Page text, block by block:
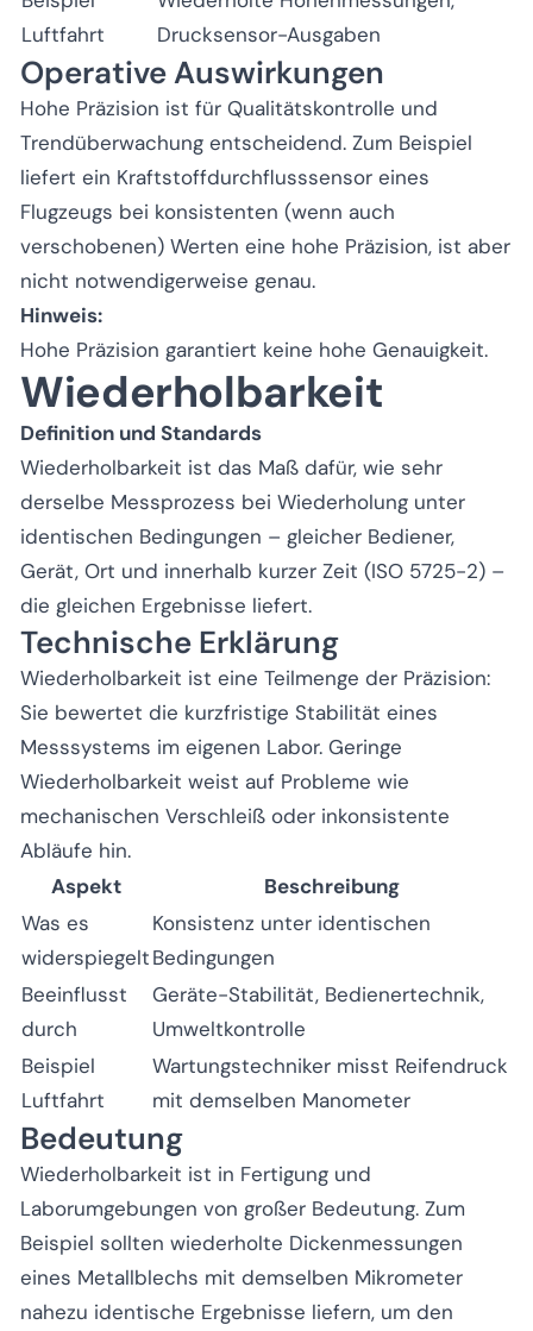
Luftfahrt
Drucksensor-Ausgaben
Operative Auswirkungen
Hohe Präzision ist für Qualitätskontrolle und
Trendüberwachung entscheidend. Zum Beispiel
liefert ein Kraftstoffdurchflusssensor eines
Flugzeugs bei konsistenten (wenn auch
verschobenen) Werten eine hohe Präzision, ist aber
nicht notwendigerweise genau.
Hinweis:
Hohe Präzision garantiert keine hohe Genauigkeit.
Wiederholbarkeit
Definition und Standards
Wiederholbarkeit ist das Maß dafür, wie sehr
derselbe Messprozess bei Wiederholung unter
identischen Bedingungen – gleicher Bediener,
Gerät, Ort und innerhalb kurzer Zeit (ISO 5725-2) –
die gleichen Ergebnisse liefert.
Technische Erklärung
Wiederholbarkeit ist eine Teilmenge der Präzision:
Sie bewertet die kurzfristige Stabilität eines
Messsystems im eigenen Labor. Geringe
Wiederholbarkeit weist auf Probleme wie
mechanischen Verschleiß oder inkonsistente
Abläufe hin.
Aspekt
Beschreibung
Was es
widerspiegelt
Konsistenz unter identischen
Bedingungen
Beeinflusst
durch
Geräte-Stabilität, Bedienertechnik,
Umweltkontrolle
Beispiel
Luftfahrt
Wartungstechniker misst Reifendruck
mit demselben Manometer
Bedeutung
Wiederholbarkeit ist in Fertigung und
Laborumgebungen von großer Bedeutung. Zum
Beispiel sollten wiederholte Dickenmessungen
eines Metallblechs mit demselben Mikrometer
nahezu identische Ergebnisse liefern, um den